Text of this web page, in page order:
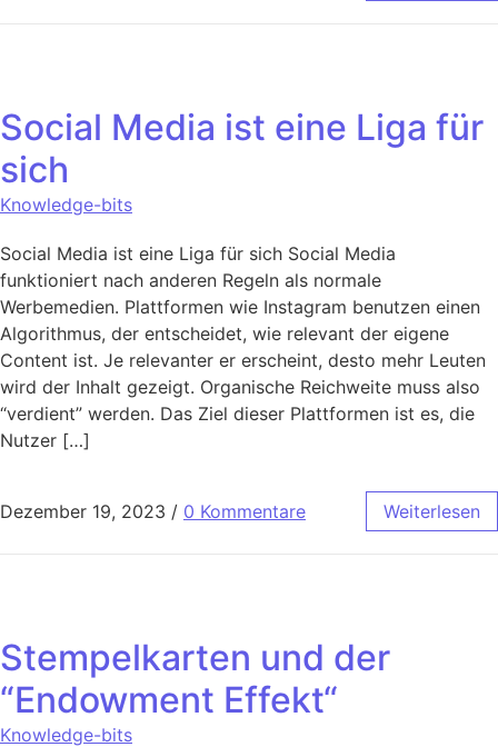
Social Media ist eine Liga für
sich
Knowledge-bits
Social Media ist eine Liga für sich Social Media
funktioniert nach anderen Regeln als normale
Werbemedien. Plattformen wie Instagram benutzen einen
Algorithmus, der entscheidet, wie relevant der eigene
Content ist. Je relevanter er erscheint, desto mehr Leuten
wird der Inhalt gezeigt. Organische Reichweite muss also
“verdient” werden. Das Ziel dieser Plattformen ist es, die
Nutzer […]
Dezember 19, 2023 / 0 Kommentare Weiterlesen
Stempelkarten und der
“Endowment Effekt“
Knowledge-bits